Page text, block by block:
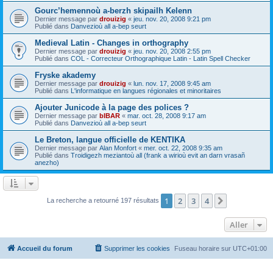
Gourc’hemennoù a-berzh skipailh Kelenn
Dernier message par drouizig « jeu. nov. 20, 2008 9:21 pm
Publié dans Danvezioù all a-bep seurt
Medieval Latin - Changes in orthography
Dernier message par drouizig « jeu. nov. 20, 2008 2:55 pm
Publié dans COL - Correcteur Orthographique Latin - Latin Spell Checker
Fryske akademy
Dernier message par drouizig « lun. nov. 17, 2008 9:45 am
Publié dans L'informatique en langues régionales et minoritaires
Ajouter Junicode à la page des polices ?
Dernier message par bIBAR « mar. oct. 28, 2008 9:17 am
Publié dans Danvezioù all a-bep seurt
Le Breton, langue officielle de KENTIKA
Dernier message par Alan Monfort « mer. oct. 22, 2008 9:35 am
Publié dans Troidigezh meziantoù all (frank a wirioù evit an darn vrasañ
anezho)
La recherche a retourné 197 résultats 1 2 3 4
Aller
Accueil du forum Fuseau horaire sur UTC+01:00
Supprimer les cookies